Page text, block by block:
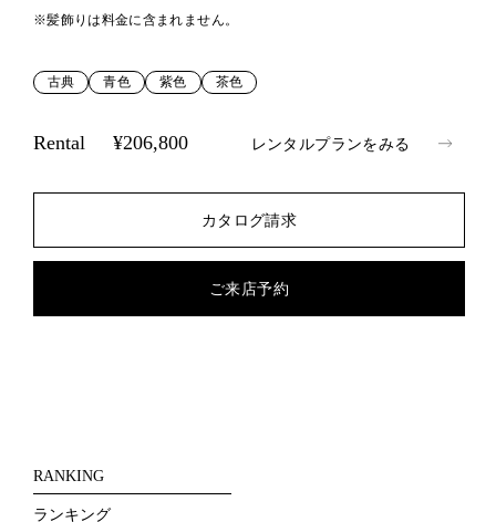
※髪飾りは料金に含まれません。
古典 青色 紫色 茶色
Rental ¥206,800 レンタルプランをみる
カタログ請求
ご来店予約
RANKING
ランキング